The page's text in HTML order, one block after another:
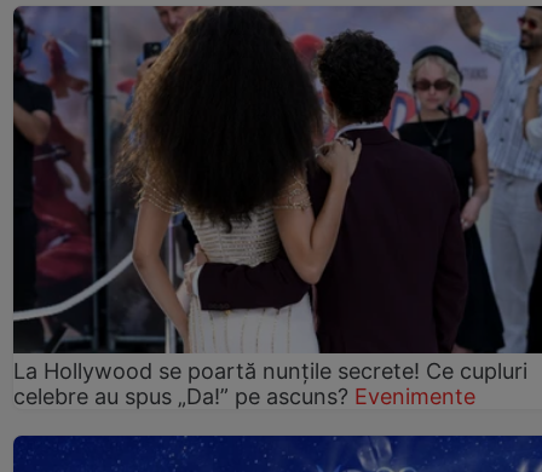
La Hollywood se poartă nunțile secrete! Ce cupluri
celebre au spus „Da!” pe ascuns? Evenimente